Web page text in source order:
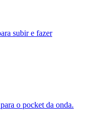
subir e fazer
o pocket da onda.